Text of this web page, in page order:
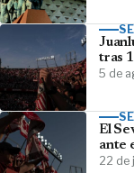
tras
5 de
El
ante
22 de